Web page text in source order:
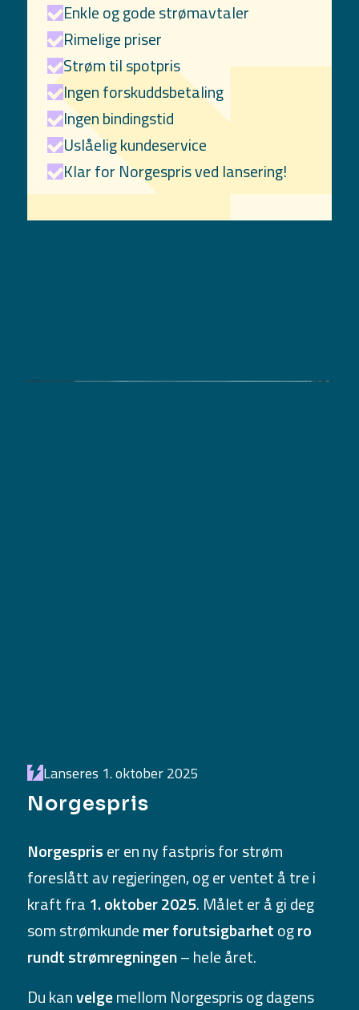
Enkle og gode strømavtaler
Rimelige priser
Strøm til spotpris
Ingen forskuddsbetaling
Ingen bindingstid
Uslåelig kundeservice
Klar for Norgespris ved lansering!
Lanseres 1. oktober 2025
Norgespris
Norgespriser en ny fastpris for strøm
foreslått av regjeringen, og er ventet å tre i
kraft fra 1. oktober 2025. Målet er å gi deg
som strømkundemer forutsigbarhetogro
rundt strømregningen– hele året.
Du kanvelgemellom Norgespris og dagens